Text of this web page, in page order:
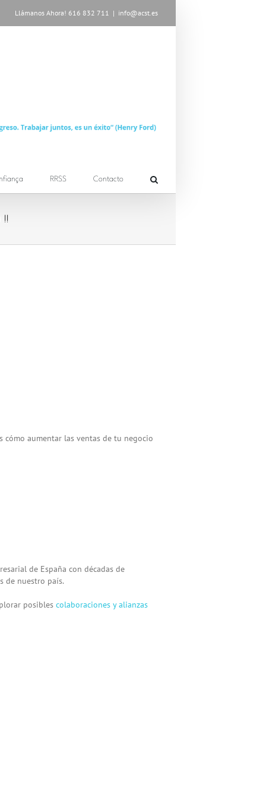
Llámanos Ahora! 616 832 711 | info@acst.es
RRSS Contacto
cómo aumentar las ventas de tu negocio
de España con décadas de
de nuestro país.
posibles colaboraciones y alianzas